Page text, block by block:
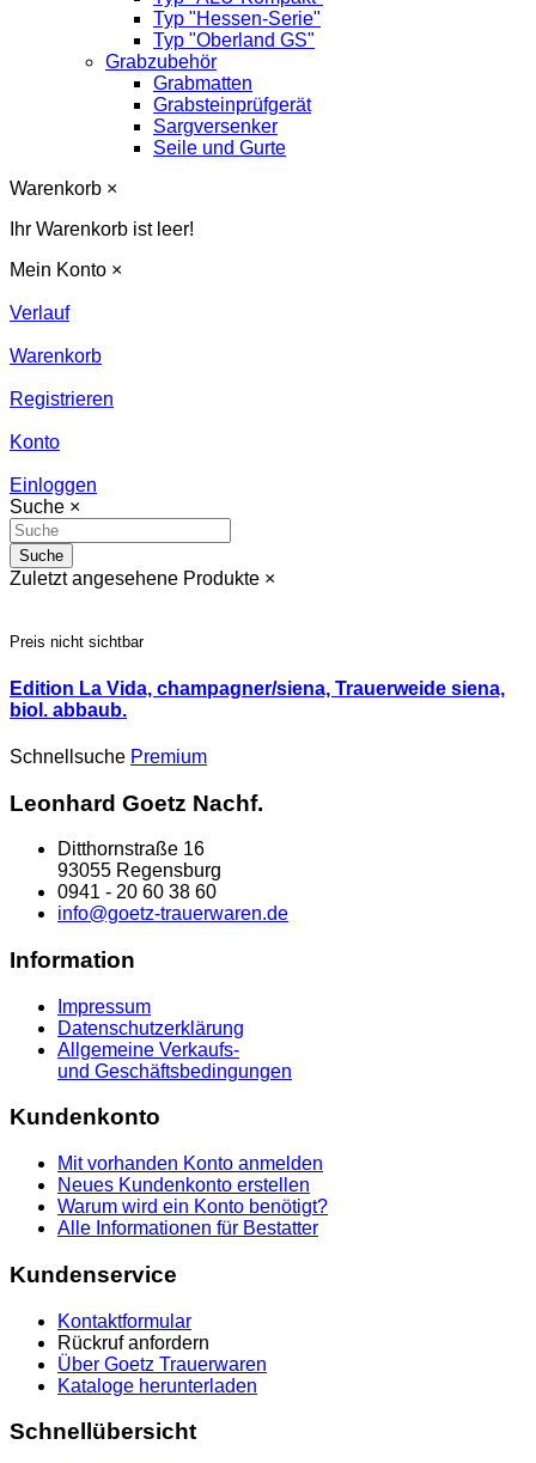
Typ "Hessen-Serie"
Typ "Oberland GS"
Grabzubehör
Grabmatten
Grabsteinprüfgerät
Sargversenker
Seile und Gurte
Warenkorb ×
Ihr Warenkorb ist leer!
Mein Konto ×
Verlauf
Warenkorb
Registrieren
Konto
Einloggen
Suche ×
Suche
Zuletzt angesehene Produkte ×
Preis nicht sichtbar
Edition La Vida, champagner/siena, Trauerweide siena,
biol. abbaub.
Schnellsuche Premium
Leonhard Goetz Nachf.
Ditthornstraße 16
93055 Regensburg
0941 - 20 60 38 60
info@goetz-trauerwaren.de
Information
Impressum
Datenschutzerklärung
Allgemeine Verkaufs-
und Geschäftsbedingungen
Kundenkonto
Mit vorhanden Konto anmelden
Neues Kundenkonto erstellen
Warum wird ein Konto benötigt?
Alle Informationen für Bestatter
Kundenservice
Kontaktformular
Rückruf anfordern
Über Goetz Trauerwaren
Kataloge herunterladen
Schnellübersicht